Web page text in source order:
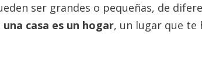
ser grandes o pequeñas, de
una casa es un hogar, un lugar que te